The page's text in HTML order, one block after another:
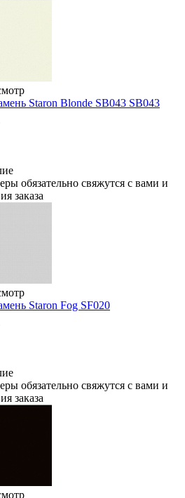
Staron Blonde SB043 SB043
обязательно свяжутся с вами и
заказа
Staron Fog SF020
обязательно свяжутся с вами и
заказа